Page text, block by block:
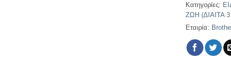
Κατηγορίες:
ΖΩΗ (ΔΙΑΙΤΑ
Εταιρία: